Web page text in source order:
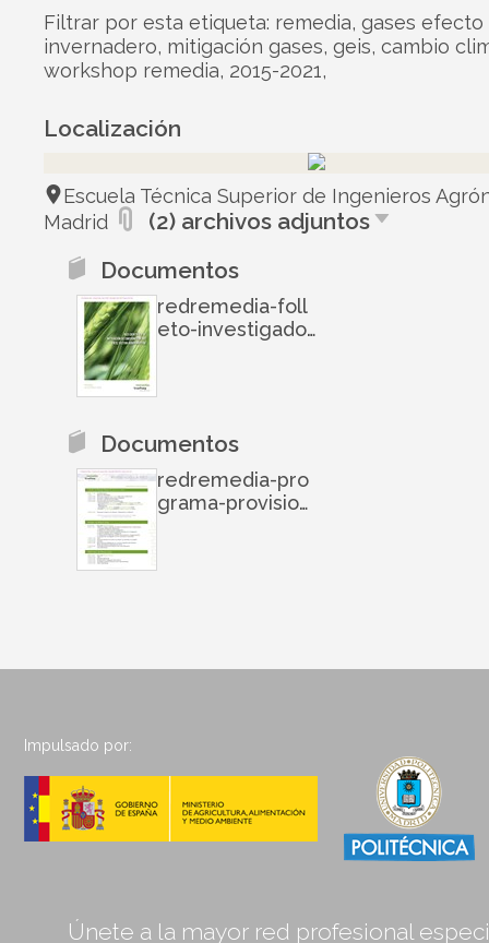
Filtrar por esta etiqueta: remedia, gases efecto
invernadero, mitigación gases, geis, cambio
workshop remedia, 2015-2021,
Localización
Escuela Técnica Superior de Ingenieros
Madrid
(2) archivos adjuntos
Documentos
redremedia-foll
eto-investigador
-gate01
Documentos
redremedia-pro
grama-provision
01
Impulsado por:
Únete a la mayor red profesional